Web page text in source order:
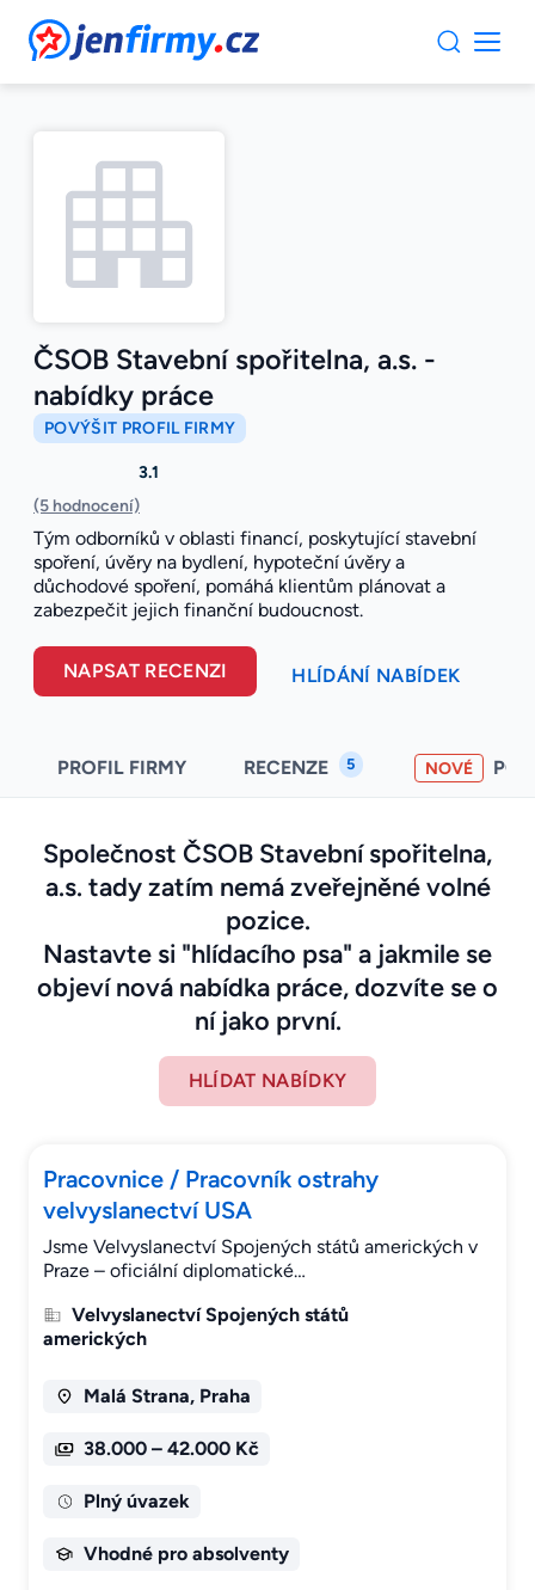
JenFirmy.cz
ČSOB Stavební spořitelna, a.s. -
nabídky práce
POVÝŠIT PROFIL FIRMY
3.1
(5 hodnocení)
Tým odborníků v oblasti financí, poskytující stavební
spoření, úvěry na bydlení, hypoteční úvěry a
důchodové spoření, pomáhá klientům plánovat a
zabezpečit jejich finanční budoucnost.
NAPSAT RECENZI HLÍDÁNÍ NABÍDEK
PROFIL FIRMY RECENZE 5 NOVÉ
Společnost ČSOB Stavební spořitelna,
a.s. tady zatím nemá zveřejněné volné
pozice.
Nastavte si "hlídacího psa" a jakmile se
objeví nová nabídka práce, dozvíte se o
ní jako první.
HLÍDAT NABÍDKY
Pracovnice / Pracovník ostrahy
velvyslanectví USA
Jsme Velvyslanectví Spojených států amerických v
Praze – oficiální diplomatické…
Velvyslanectví Spojených států
amerických
Malá Strana, Praha
38.000 – 42.000 Kč
Plný úvazek
Vhodné pro absolventy